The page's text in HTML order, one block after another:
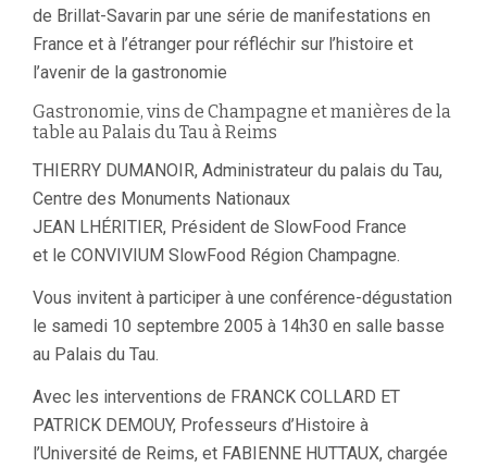
&
CHAMPAGNE
de Brillat-Savarin par une série de manifestations en
France et à l’étranger pour réfléchir sur l’histoire et
l’avenir de la gastronomie
Gastronomie, vins de Champagne et manières de la
table au Palais du Tau à Reims
THIERRY DUMANOIR, Administrateur du palais du Tau,
Centre des Monuments Nationaux
JEAN LHÉRITIER, Président de SlowFood France
et le CONVIVIUM SlowFood Région Champagne.
Vous invitent à participer à une conférence-dégustation
le samedi 10 septembre 2005 à 14h30 en salle basse
au Palais du Tau.
Avec les interventions de FRANCK COLLARD ET
PATRICK DEMOUY, Professeurs d’Histoire à
l’Université de Reims, et FABIENNE HUTTAUX, chargée